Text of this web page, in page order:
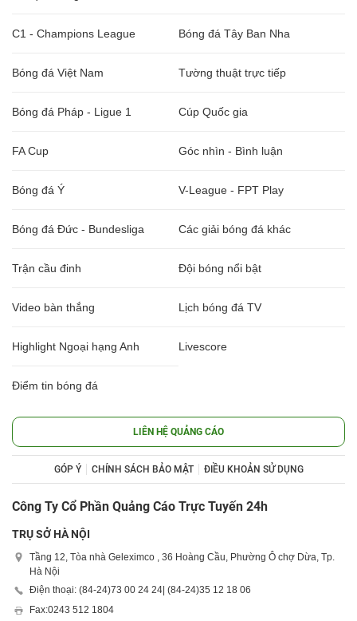
C1 - Champions League Bóng đá Tây Ban Nha
Bóng đá Việt Nam Tường thuật trực tiếp
Bóng đá Pháp - Ligue 1 Cúp Quốc gia
FA Cup Góc nhìn - Bình luận
Bóng đá Ý V-League - FPT Play
Bóng đá Đức - Bundesliga Các giải bóng đá khác
Trận cầu đinh Đội bóng nổi bật
Video bàn thắng Lịch bóng đá TV
Highlight Ngoại hạng Anh Livescore
Điểm tin bóng đá
LIÊN HỆ QUẢNG CÁO
GÓP Ý CHÍNH SÁCH BẢO MẬT ĐIỀU KHOẢN SỬ DỤNG
Công Ty Cổ Phần Quảng Cáo Trực Tuyến 24h
TRỤ SỞ HÀ NỘI
Tầng 12, Tòa nhà Geleximco , 36 Hoàng Cầu, Phường Ô chợ Dừa, Tp.
Hà Nội
Điện thoại: (84-24)73 00 24 24| (84-24)35 12 18 06
Fax:0243 512 1804